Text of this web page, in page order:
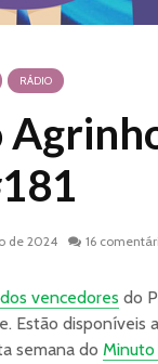
RÁDIO
de 2024 16
vencedores do
Estão disponíveis
semana do Minuto